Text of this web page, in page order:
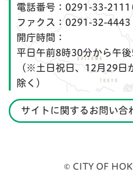
電話番号： 0291-33-
ファクス： 0291-32-4443
開庁時間：
平日午前8時30分から午
（※土日祝日、12月29日
除く）
サイトに関するお問い合
© CITY OF